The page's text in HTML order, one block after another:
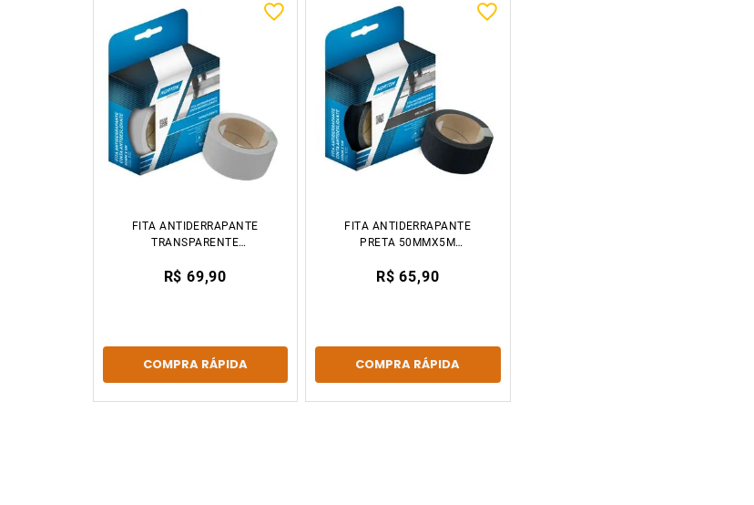
FITA ANTIDERRAPANTE
TRANSPARENTE
R$ 69,90
COMPRA RÁPIDA
FITA ANTIDERRAPANTE
PRETA 50MMX5M
R$ 65,90
COMPRA RÁPIDA